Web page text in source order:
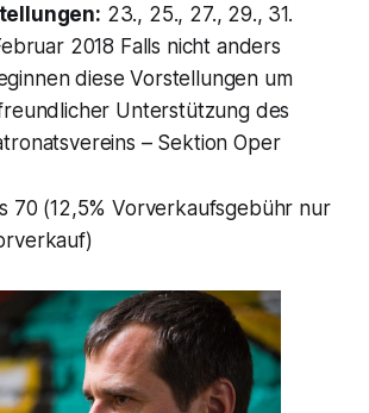
23., 25., 27., 29., 31.
2018 Falls nicht anders
diese Vorstellungen um
Unterstützung des
– Sektion Oper
70 (12,5% Vorverkaufsgebühr nur